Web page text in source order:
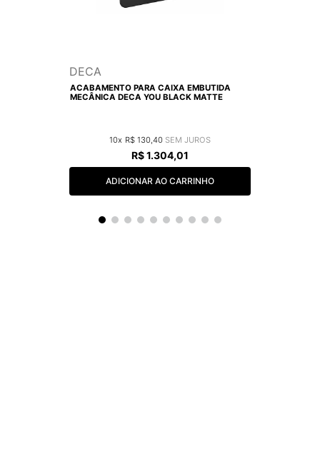
DECA
ACABAMENTO PARA CAIXA EMBUTIDA
MECÂNICA DECA YOU BLACK MATTE
10 R$ 130 40
R$1.304,01
ADICIONAR AO CARRINHO